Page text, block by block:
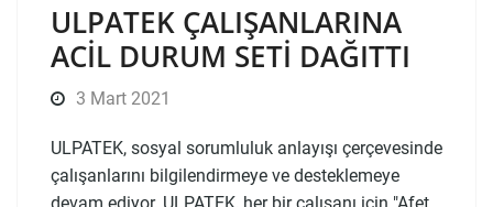
ULPATEK ÇALIŞANLARINA
ACIL DURUM SETI DAĞITTI
3 Mart 2021
ULPATEK, sosyal sorumluluk anlayışı çerçevesinde
çalışanlarını bilgilendirmeye ve desteklemeye
devam ediyor. ULPATEK, her bir çalışanı için "Afet